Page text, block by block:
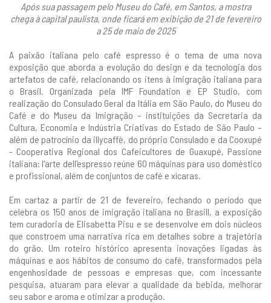
Após sua passagem pelo Museu do Café, em Santos, a mostra
chega à capital paulista, onde ficará em exibição de 21 de fevereiro
a 25 de maio de 2025
A paixão italiana pelo café espresso é o tema de uma nova
exposição que aborda a evolução do design e da tecnologia dos
artefatos de café, relacionando os itens à imigração italiana para
o Brasil. Organizada pela IMF Foundation e EP Studio, com
realização do Consulado Geral da Itália em São Paulo, do Museu do
Café e do Museu da Imigração – instituições da Secretaria da
Cultura, Economia e Indústria Criativas do Estado de São Paulo –
além de patrocínio da illycaffè, do próprio Consulado e da Cooxupé
- Cooperativa Regional dos Cafeicultores de Guaxupé, Passione
italiana: l'arte dell'espresso reúne 60 máquinas para uso doméstico
e profissional, além de conjuntos de café e xícaras.
Em cartaz a partir de 21 de fevereiro, fechando o período que
celebra os 150 anos de imigração italiana no Brasill, a exposição
tem curadoria de Elisabetta Pisu e se desenvolve em dois núcleos
que constroem uma narrativa rica em detalhes sobre a trajetória
do grão. Um roteiro histórico apresenta inovações ligadas às
máquinas e aos hábitos de consumo do café, transformados pela
engenhosidade de pessoas e empresas que, com incessante
pesquisa, atuaram para elevar a qualidade da bebida, melhorar
seu sabor e aroma e otimizar a produção.